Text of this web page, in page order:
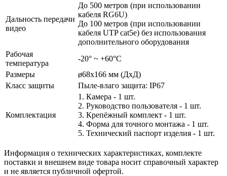
Дальность передачи
видео
До 500 метров (при использовании
кабеля RG6U)
До 100 метров (при использовании
кабеля UTP cat5e) без использования
дополнительного оборудования
Рабочая
температура
-20° ~ +60°С
Размеры
ø68x166 мм (ДхД)
Класс защиты
Пыле-влаго защита: IP67
Комплектация
1. Камера - 1 шт.
2. Руководство пользователя - 1 шт.
3. Крепёжный комплект - 1 шт.
4. Форма для точного монтажа - 1 шт.
5. Технический паспорт изделия - 1 шт.
Информация о технических характеристиках, комплекте
поставки и внешнем виде товара носит справочный характер
и не является публичной офертой.